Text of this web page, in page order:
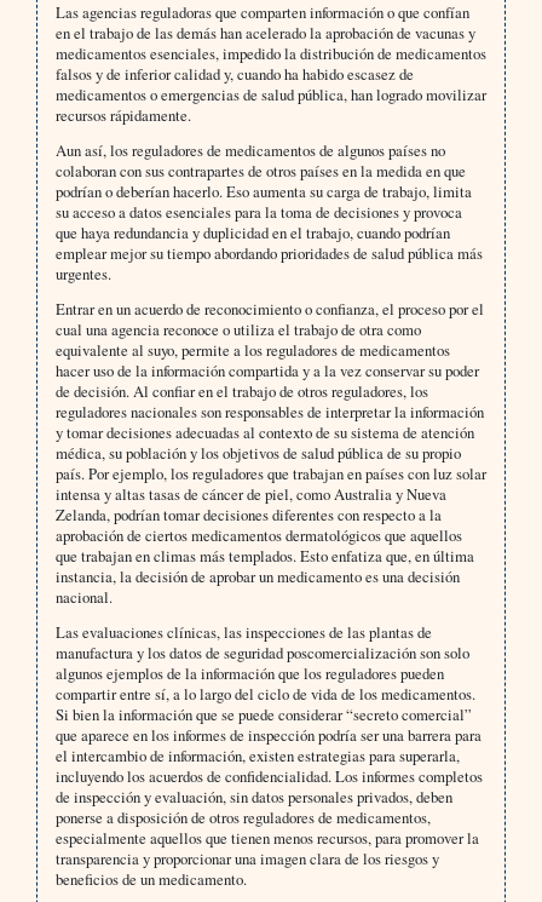
Las agencias reguladoras que comparten información o que confían
en el trabajo de las demás han acelerado la aprobación de vacunas y
medicamentos esenciales, impedido la distribución de medicamentos
falsos y de inferior calidad y, cuando ha habido escasez de
medicamentos o emergencias de salud pública, han logrado movilizar
recursos rápidamente.
Aun así, los reguladores de medicamentos de algunos países no
colaboran con sus contrapartes de otros países en la medida en que
podrían o deberían hacerlo. Eso aumenta su carga de trabajo, limita
su acceso a datos esenciales para la toma de decisiones y provoca
que haya redundancia y duplicidad en el trabajo, cuando podrían
emplear mejor su tiempo abordando prioridades de salud pública más
urgentes.
Entrar en un acuerdo de reconocimiento o confianza, el proceso por el
cual una agencia reconoce o utiliza el trabajo de otra como
equivalente al suyo, permite a los reguladores de medicamentos
hacer uso de la información compartida y a la vez conservar su poder
de decisión. Al confiar en el trabajo de otros reguladores, los
reguladores nacionales son responsables de interpretar la información
y tomar decisiones adecuadas al contexto de su sistema de atención
médica, su población y los objetivos de salud pública de su propio
país. Por ejemplo, los reguladores que trabajan en países con luz solar
intensa y altas tasas de cáncer de piel, como Australia y Nueva
Zelanda, podrían tomar decisiones diferentes con respecto a la
aprobación de ciertos medicamentos dermatológicos que aquellos
que trabajan en climas más templados. Esto enfatiza que, en última
instancia, la decisión de aprobar un medicamento es una decisión
nacional.
Las evaluaciones clínicas, las inspecciones de las plantas de
manufactura y los datos de seguridad poscomercialización son solo
algunos ejemplos de la información que los reguladores pueden
compartir entre sí, a lo largo del ciclo de vida de los medicamentos.
Si bien la información que se puede considerar “secreto comercial”
que aparece en los informes de inspección podría ser una barrera para
el intercambio de información, existen estrategias para superarla,
incluyendo los acuerdos de confidencialidad. Los informes completos
de inspección y evaluación, sin datos personales privados, deben
ponerse a disposición de otros reguladores de medicamentos,
especialmente aquellos que tienen menos recursos, para promover la
transparencia y proporcionar una imagen clara de los riesgos y
beneficios de un medicamento.